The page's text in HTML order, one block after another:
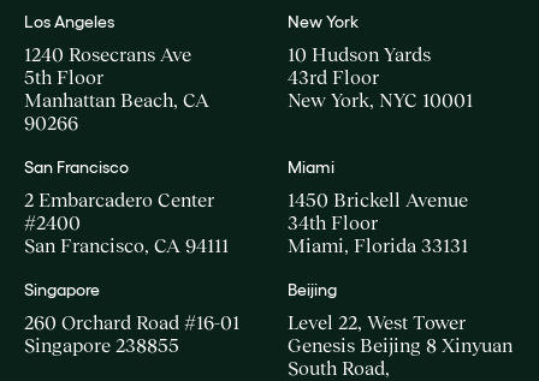
Los Angeles
1240 Rosecrans Ave
5th Floor
Manhattan Beach, CA
90266
New York
10 Hudson Yards
43rd Floor
New York, NYC 10001
San Francisco
2 Embarcadero Center
#2400
San Francisco, CA 94111
Miami
1450 Brickell Avenue
34th Floor
Miami, Florida 33131
Singapore
260 Orchard Road #16-01
Singapore 238855
Beijing
Level 22, West Tower
Genesis Beijing 8 Xinyuan
South Road,